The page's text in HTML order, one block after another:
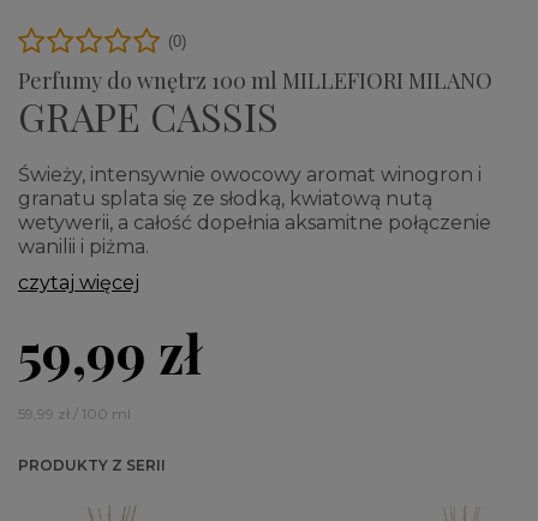
Perfumy do wnętrz 100 ml MILLEFIORI MILANO
GRAPE CASSIS
(0)
Świeży, intensywnie owocowy aromat winogron i
granatu splata się ze słodką, kwiatową nutą
wetywerii, a całość dopełnia aksamitne połączenie
wanilii i piżma.
czytaj więcej
59,99 zł
59,99 zł / 100 ml
PRODUKTY Z SERII